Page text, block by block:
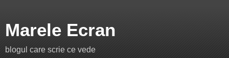
Marele Ecran
blogul care scrie ce vede